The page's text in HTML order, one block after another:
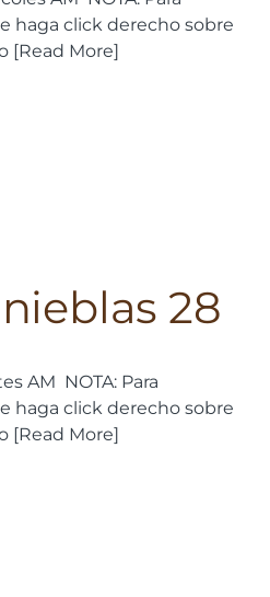
haga click derecho sobre
[Read More]
28
AM NOTA: Para
haga click derecho sobre
[Read More]